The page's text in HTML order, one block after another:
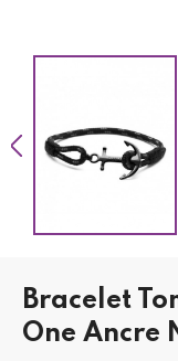
Bracelet
One Ancre